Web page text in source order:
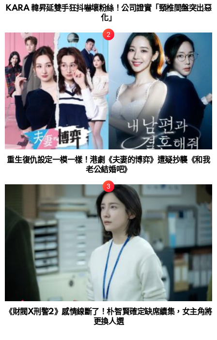
KARA 韓昇延雙手狂抖嚇壞粉絲！公司證實「頸椎間盤突出惡
化」
重生復仇設定一模一樣！港劇《夫妻的博弈》遭疑抄襲《和我
老公結婚吧》
《財閥X刑警2》感情線斷了！朴智賢確定缺席續集，女主角將
更換人選